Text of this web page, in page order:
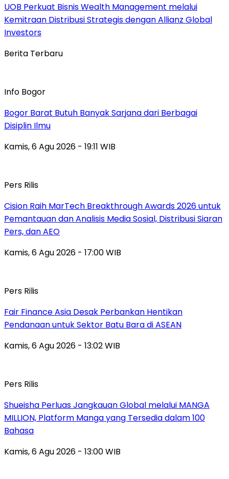
UOB Perkuat Bisnis Wealth Management melalui
Kemitraan Distribusi Strategis dengan Allianz Global
Investors
Berita Terbaru
Info Bogor
Bogor Barat Butuh Banyak Sarjana dari Berbagai
Disiplin Ilmu
Kamis, 6 Agu 2026 - 19:11 WIB
Pers Rilis
Cision Raih MarTech Breakthrough Awards 2026 untuk
Pemantauan dan Analisis Media Sosial, Distribusi Siaran
Pers, dan AEO
Kamis, 6 Agu 2026 - 17:00 WIB
Pers Rilis
Fair Finance Asia Desak Perbankan Hentikan
Pendanaan untuk Sektor Batu Bara di ASEAN
Kamis, 6 Agu 2026 - 13:02 WIB
Pers Rilis
Shueisha Perluas Jangkauan Global melalui MANGA
MILLION, Platform Manga yang Tersedia dalam 100
Bahasa
Kamis, 6 Agu 2026 - 13:00 WIB